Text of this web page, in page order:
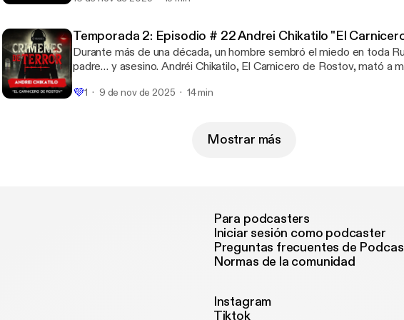
Ávila. Hosted by Simplecast, an AdsWizz company. See https://
information about our collection and use of personal data for
Temporada 2: Episodio # 22 Andrei Chikatilo "El
Durante más de una década, un hombre sembró el miedo en toda
padre… y asesino. Andréi Chikatilo, El Carnicero de Rostov, mató a
estaba a salvo. Descubre la historia del monstruo que la Unión
💜1 9 de nov de 2025 14 min
Mostrar más
Para podcasters
Iniciar sesión como podcaster
Preguntas frecuentes de
Normas de la comunidad
Instagram
Tiktok